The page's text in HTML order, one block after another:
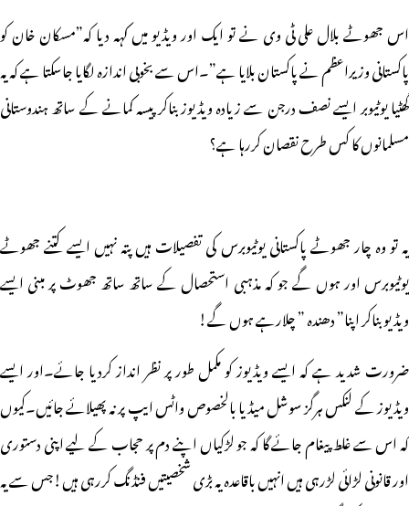
اس جھوٹے بلال علی ٹی وی نے تو ایک اور ویڈیو میں کہہ دیا کہ”مسکان خان کو
پاکستانی وزیراعظم نے پاکستان بلایا ہے”۔اس سے بخوبی اندازہ لگایا جاسکتا ہے کہ یہ
گھٹیا یوٹیوبر ایسے نصف درجن سے زیادہ ویڈیوز بناکر پیسہ کمانے کے ساتھ ہندوستانی
مسلمانوں کا کس طرح نقصان کررہا ہے؟
یہ تو وہ چار جھوٹے پاکستانی یوٹیوبرس کی تفصیلات ہیں پتہ نہیں ایسے کتنے جھوٹے
یوٹیوبرس اور ہوں گے جو کہ مذہبی استحصال کے ساتھ ساتھ جھوٹ پر مبنی ایسے
ویڈیو بناکر اپنا” دھندہ ” چلارہے ہوں گے!
ضرورت شدید ہے کہ ایسے ویڈیوز کو مکمل طور پر نظر انداز کردیا جائے۔اور ایسے
ویڈیوز کے لنکس ہرگز سوشل میڈیا بالخصوص واٹس ایپ پر نہ پھیلائے جائیں۔کیوں
کہ اس سے غلط پیغام جائے گا کہ جو لڑکیاں اپنے دم پر حجاب کے لیے اپنی دستوری
اور قانونی لڑائی لڑرہی ہیں انہیں باقاعدہ یہ بڑی شخصیتیں فنڈنگ کررہی ہیں!جس سے یہ